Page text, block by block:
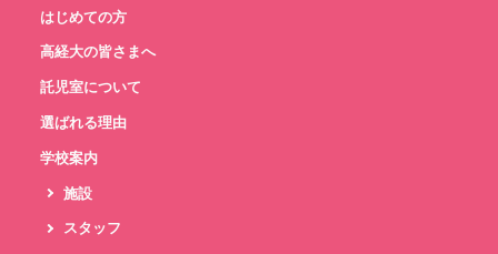
はじめての方
高経大の皆さまへ
託児室について
選ばれる理由
学校案内
施設
スタッフ